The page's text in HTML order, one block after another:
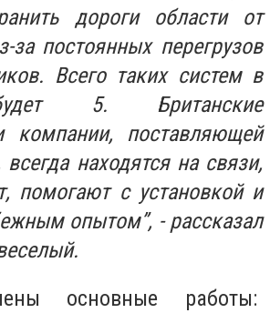
дороги области от
за постоянных перегрузов
Всего таких систем в
5. Британские
компании, поставляющей
всегда находятся на связи,
помогают с установкой и
опытом”, - рассказал
основные работы: